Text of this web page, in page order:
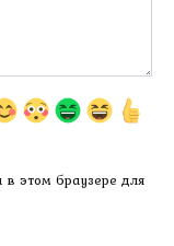
этом браузере для